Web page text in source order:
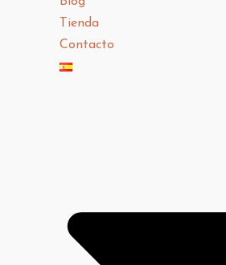
Tienda
Contacto